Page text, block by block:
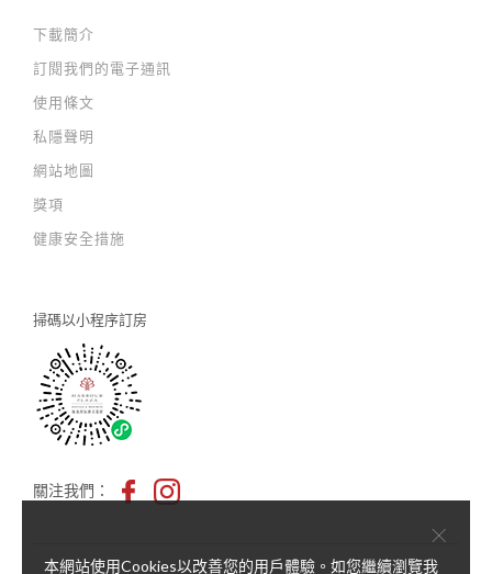
下載簡介
訂閱我們的電子通訊
使用條文
私隱聲明
網站地圖
獎項
健康安全措施
掃碼以小程序訂房
關注我們：
×
本網站使用Cookies以改善您的用戶體驗。如您繼續瀏覽我